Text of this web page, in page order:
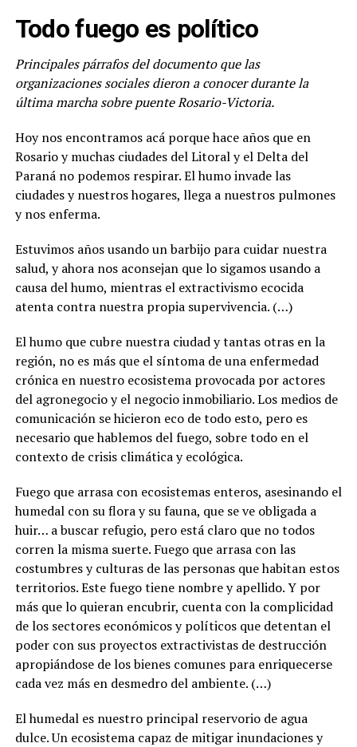
Todo fuego es político
Principales párrafos del documento que las
organizaciones sociales dieron a conocer durante la
última marcha sobre puente Rosario-Victoria.
Hoy nos encontramos acá porque hace años que en
Rosario y muchas ciudades del Litoral y el Delta del
Paraná no podemos respirar. El humo invade las
ciudades y nuestros hogares, llega a nuestros pulmones
y nos enferma.
Estuvimos años usando un barbijo para cuidar nuestra
salud, y ahora nos aconsejan que lo sigamos usando a
causa del humo, mientras el extractivismo ecocida
atenta contra nuestra propia supervivencia. (…)
El humo que cubre nuestra ciudad y tantas otras en la
región, no es más que el síntoma de una enfermedad
crónica en nuestro ecosistema provocada por actores
del agronegocio y el negocio inmobiliario. Los medios de
comunicación se hicieron eco de todo esto, pero es
necesario que hablemos del fuego, sobre todo en el
contexto de crisis climática y ecológica.
Fuego que arrasa con ecosistemas enteros, asesinando el
humedal con su flora y su fauna, que se ve obligada a
huir… a buscar refugio, pero está claro que no todos
corren la misma suerte. Fuego que arrasa con las
costumbres y culturas de las personas que habitan estos
territorios. Este fuego tiene nombre y apellido. Y por
más que lo quieran encubrir, cuenta con la complicidad
de los sectores económicos y políticos que detentan el
poder con sus proyectos extractivistas de destrucción
apropiándose de los bienes comunes para enriquecerse
cada vez más en desmedro del ambiente. (…)
El humedal es nuestro principal reservorio de agua
dulce. Un ecosistema capaz de mitigar inundaciones y